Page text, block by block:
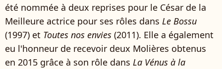
été nommée à deux reprises pour le César de la
Meilleure actrice pour ses rôles dans Le Bossu
(1997) et Toutes nos envies (2011). Elle a également
eu l'honneur de recevoir deux Molières obtenus
en 2015 grâce à son rôle dans La Vénus à la